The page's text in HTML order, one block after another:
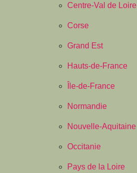
Centre-Val de Loire
Corse
Grand Est
Hauts-de-France
Île-de-France
Normandie
Nouvelle-Aquitaine
Occitanie
Pays de la Loire